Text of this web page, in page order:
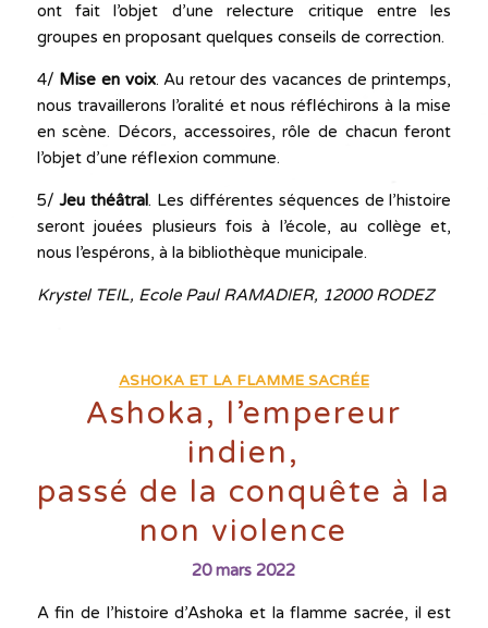
ont fait l’objet d’une relecture critique entre les
groupes en proposant quelques conseils de correction.
4/ Mise en voix. Au retour des vacances de printemps,
nous travaillerons l’oralité et nous réfléchirons à la mise
en scène. Décors, accessoires, rôle de chacun feront
l’objet d’une réflexion commune.
5/ Jeu théâtral. Les différentes séquences de l’histoire
seront jouées plusieurs fois à l’école, au collège et,
nous l’espérons, à la bibliothèque municipale.
Krystel TEIL, Ecole Paul RAMADIER, 12000 RODEZ
ASHOKA ET LA FLAMME SACRÉE
Ashoka, l’empereur
indien,
passé de la conquête à la
non violence
20 mars 2022
A fin de l’histoire d’Ashoka et la flamme sacrée, il est